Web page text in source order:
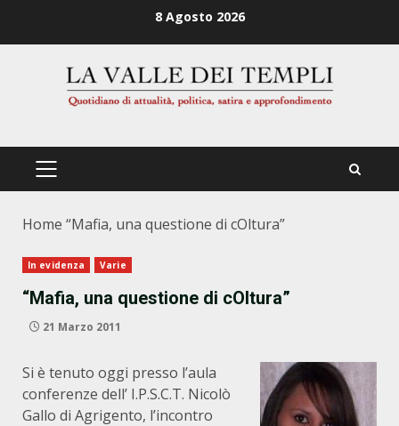
8 Agosto 2026
PRIMÄRES
Home “Mafia, una questione di cOltura”
In evidenza Varie
“Mafia, una questione di cOltura”
21 Marzo 2011
Si è tenuto oggi presso l’aula
conferenze dell’ I.P.S.C.T. Nicolò
Gallo di Agrigento, l’incontro